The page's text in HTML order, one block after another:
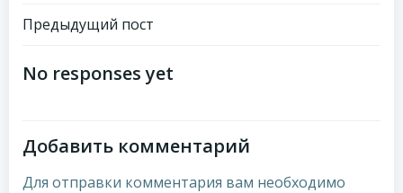
Навигация
по
Предыдущий пост
No responses yet
Добавить комментарий
Для отправки комментария вам необходимо